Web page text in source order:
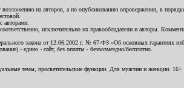
на авторов, а по опубликованию опровержения, в
авторами.
исключительно их правообладатели и авторы.
закона от 12.06.2002 г. № 67-ФЗ «Об основных гарантиях
- едино - сайт, без оплаты - безвозмездно/бесплатно.
темы, просветительские функции. Для мужчин и женщин. 16+